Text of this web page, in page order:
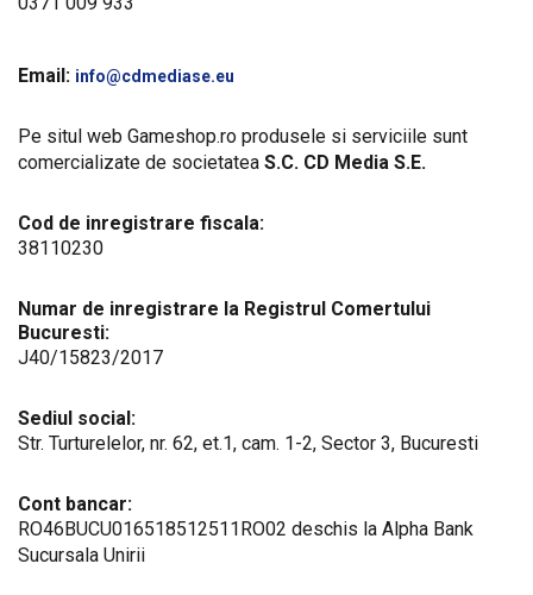
Email: info@cdmediase.eu
Pe situl web Gameshop.ro produsele si serviciile sunt
comercializate de societatea S.C. CD Media S.E.
Cod de inregistrare fiscala:
38110230
Numar de inregistrare la Registrul Comertului
Bucuresti:
J40/15823/2017
Sediul social:
Str. Turturelelor, nr. 62, et.1, cam. 1-2, Sector 3, Bucuresti
Cont bancar:
RO46BUCU016518512511RO02 deschis la Alpha Bank
Sucursala Unirii